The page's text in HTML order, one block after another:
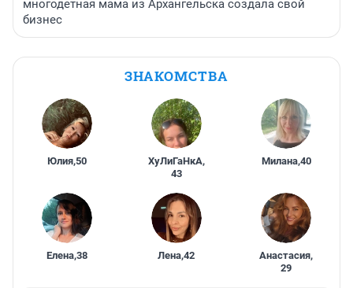
многодетная мама из Архангельска создала свой
бизнес
ЗНАКОМСТВА
Юлия,50 ХуЛиГаНкА,
43
Милана,40
Елена,38 Лена,42 Анастасия,
29